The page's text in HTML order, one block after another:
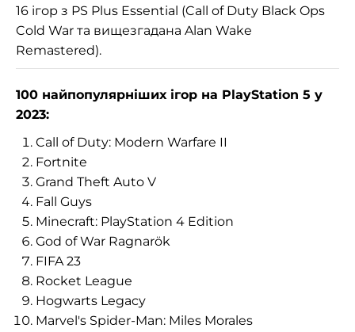
16 ігор з PS Plus Essential (Call of Duty Black Ops
Cold War та вищезгадана Alan Wake
Remastered).
100 найпопулярніших ігор на PlayStation 5 у
2023:
Call of Duty: Modern Warfare II
Fortnite
Grand Theft Auto V
Fall Guys
Minecraft: PlayStation 4 Edition
God of War Ragnarök
FIFA 23
Rocket League
Hogwarts Legacy
Marvel's Spider-Man: Miles Morales